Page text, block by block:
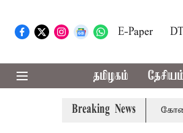
E-Paper
தமிழகம் தேசியம்
Breaking News
வாபஸ் பெற்றார் சங்கீதா கோவை,